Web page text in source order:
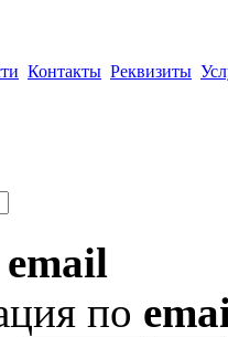
Контакты Реквизиты
email
по